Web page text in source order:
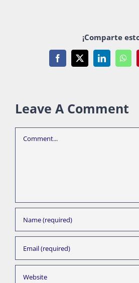
¡Comparte
Facebook
X LinkedIn
Leave A Comment
Comment